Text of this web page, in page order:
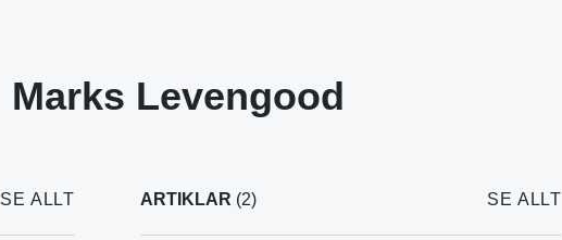
Marks Levengood
SE ALLT ARTIKLAR (2) SE ALLT